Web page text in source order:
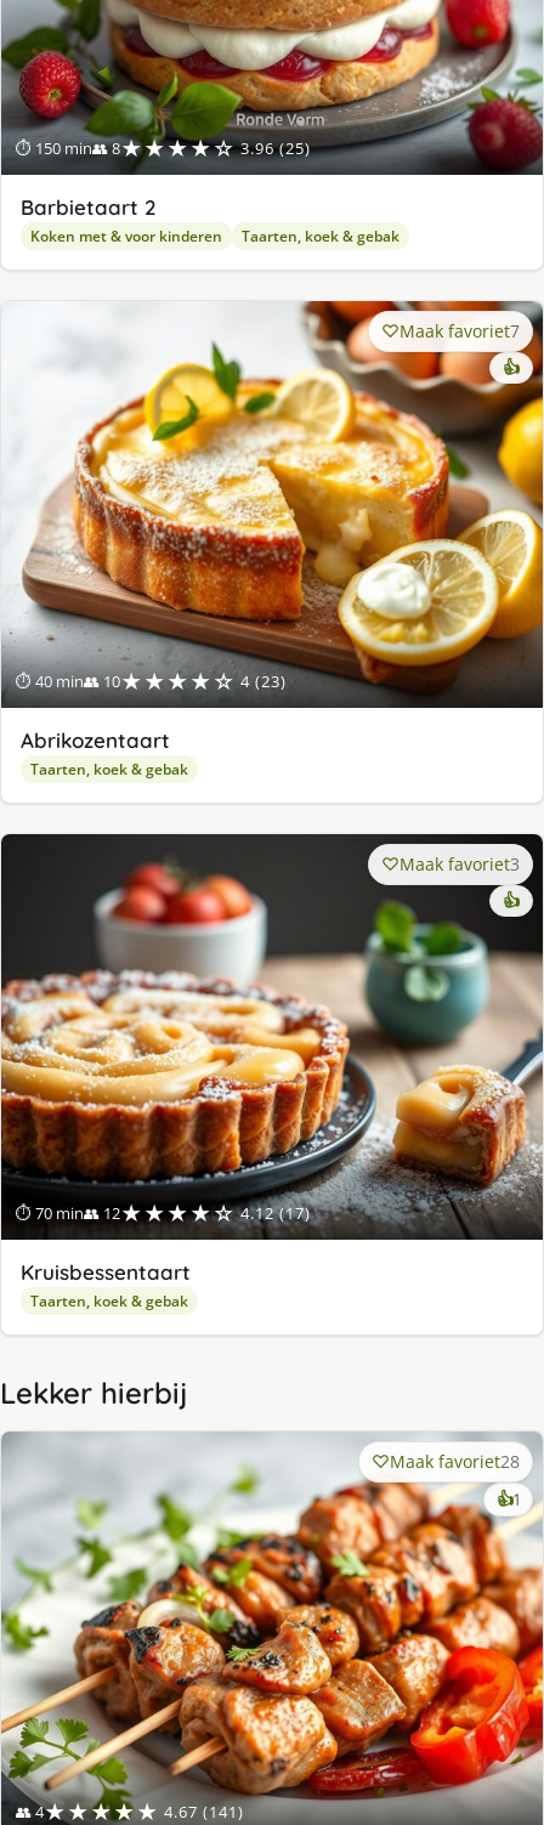
⏱ 150 min👥 8★★★★☆ 3.96 (25)
Barbietaart 2
Koken met & voor kinderen Taarten, koek & gebak
⏱ 40 min👥 10★★★★☆ 4 (23)
Maak favoriet7
👍
Abrikozentaart
Taarten, koek & gebak
⏱ 70 min👥 12★★★★☆ 4.12 (17)
Maak favoriet3
👍
Kruisbessentaart
Taarten, koek & gebak
Lekker hierbij
👥 4★★★★★ 4.67 (141)
Maak favoriet28
👍1